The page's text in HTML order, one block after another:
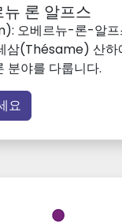
론 알프스
오베르뉴-론-알프
삼(Thésame) 산하
분야를 다룹니다.
요